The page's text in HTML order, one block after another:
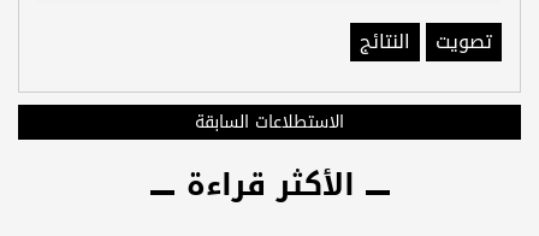
تصويت
النتائج
الاستطلاعات السابقة
الأكثر قراءة